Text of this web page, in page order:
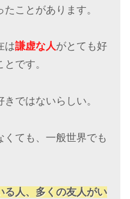
ことがあります。
は謙虚な人がとても好
です。
きではないらしい。
くても、一般世界でも
る人、多くの友人がい